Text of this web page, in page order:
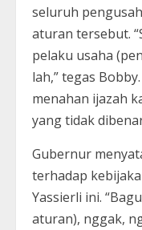
seluruh
aturan tersebut.
pelaku usaha
lah,” tegas
menahan ijazah
yang tidak
Gubernur
terhadap
Yassierli ini.
aturan), nggak,